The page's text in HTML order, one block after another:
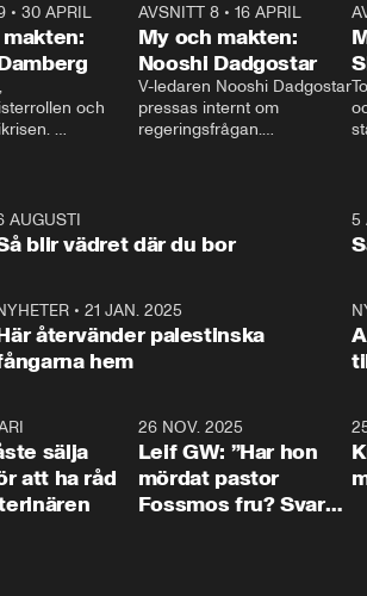
• 30 APRIL
och
och Makten.
AVSNITT 8• 16 APRIL
My och makten:
Nooshi Dadgostar
V-ledaren Nooshi Dadgostar
pressas internt om
regeringsfrågan.
– Vi ställer upp i val. Ska vi
vara med så sitter vi förstås
AUGUSTI
blir vädret där du bor
5
•21 JAN. 2025
återvänder palestinska
hem
sälja
att ha råd
26 NOV. 2025
Leif GW: ”Har hon
mördat pastor
Fossmos fru? Svar